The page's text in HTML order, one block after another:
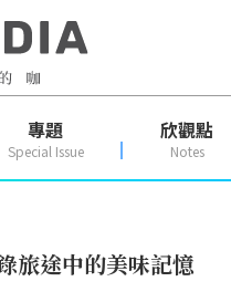
專題
Special Issue
欣觀點
Notes
旅途中的美味記憶